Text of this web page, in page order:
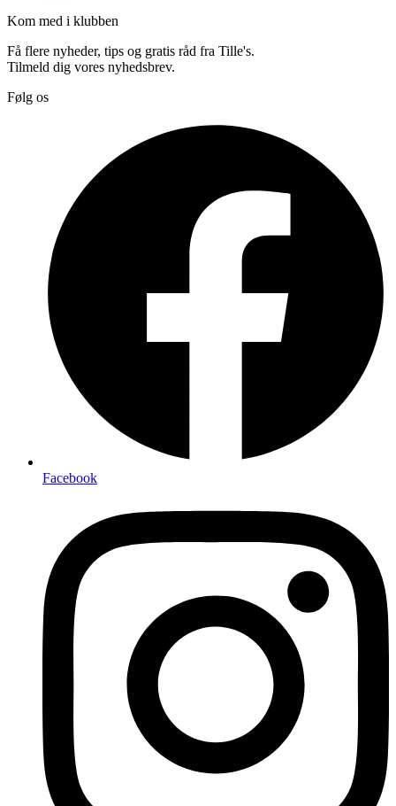
Kom med i klubben
Få flere nyheder, tips og gratis råd fra Tille's.
Tilmeld dig vores nyhedsbrev.
Følg os
Facebook